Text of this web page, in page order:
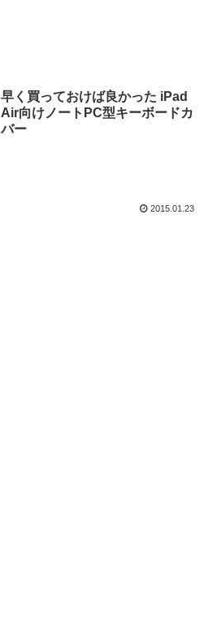
早く買っておけば良かった iPad
Air向けノートPC型キーボードカ
バー
2015.01.23